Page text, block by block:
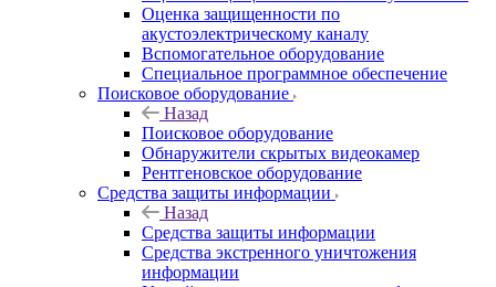
Оценка защищенности по
акустоэлектрическому каналу
Вспомогательное оборудование
Специальное программное обеспечение
Поисковое оборудование
Назад
Поисковое оборудование
Обнаружители скрытых видеокамер
Рентгеновское оборудование
Средства защиты информации
Назад
Средства защиты информации
Средства экстренного уничтожения
информации